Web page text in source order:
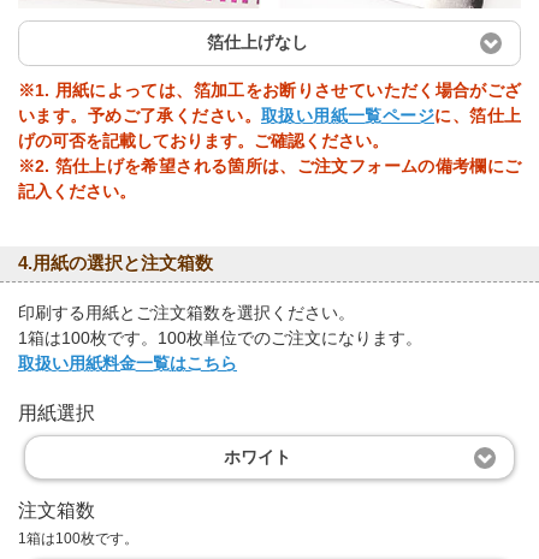
箔仕上げなし
※1. 用紙によっては、箔加工をお断りさせていただく場合がござ
います。予めご了承ください。 取扱い用紙一覧ページに、箔仕上
げの可否を記載しております。ご確認ください。
※2. 箔仕上げを希望される箇所は、ご注文フォームの備考欄にご
記入ください。
4.用紙の選択と注文箱数
印刷する用紙とご注文箱数を選択ください。
1箱は100枚です。100枚単位でのご注文になります。
取扱い用紙料金一覧はこちら
用紙選択
ホワイト
注文箱数
1箱は100枚です。